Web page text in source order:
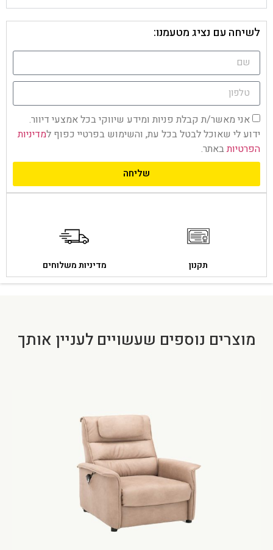
לשיחה עם נציג מטעמנו:
אני מאשר/ת קבלת פניות ומידע שיווקי בכל אמצעי דיוור.
ידוע לי שאוכל לבטל בכל עת, והשימוש בפרטיי כפוף למדיניות
הפרטיותבאתר.
שליחה
תקנון מדיניות משלוחים
מוצרים נוספים שעשויים לעניין אותך